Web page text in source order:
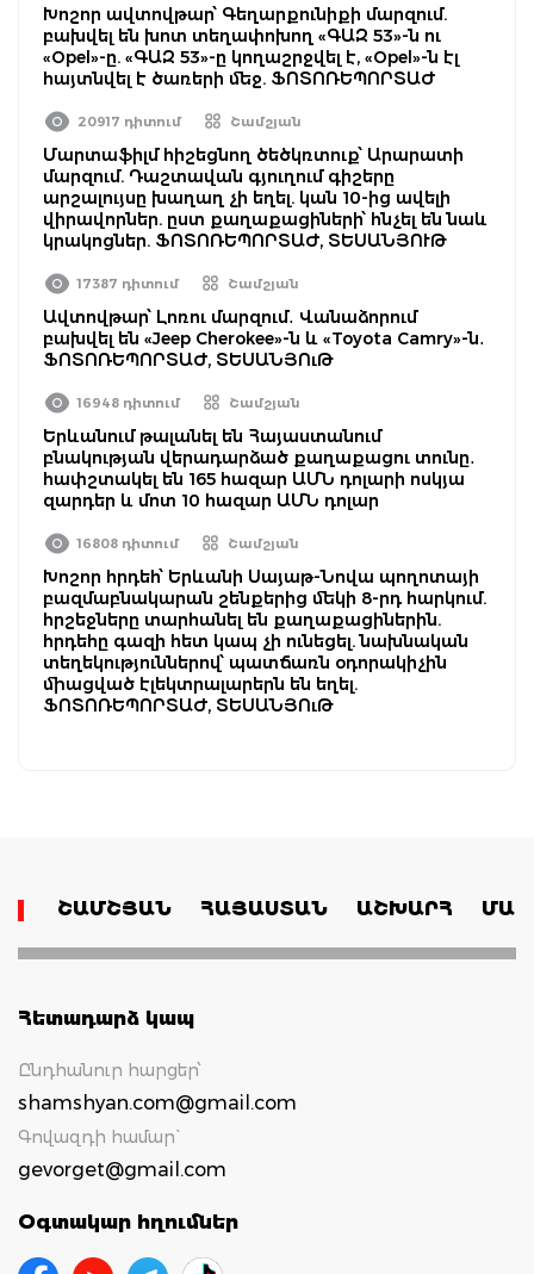
Խոշոր ավտովթար՝ Գեղարքունիքի մարզում.
բախվել են խոտ տեղափոխող «ԳԱԶ 53»-ն ու
«Opel»-ը. «ԳԱԶ 53»-ը կողաշրջվել է, «Opel»-ն էլ
հայտնվել է ծառերի մեջ. ՖՈՏՈՌԵՊՈՐՏԱԺ
20917 դիտում Շամշյան
Մարտաֆիլմ հիշեցնող ծեծկռտուք՝ Արարատի
մարզում. Դաշտավան գյուղում գիշերը
արշալույսը խաղաղ չի եղել. կան 10-ից ավելի
վիրավորներ. ըստ քաղաքացիների՝ հնչել են նաև
կրակոցներ. ՖՈՏՈՌԵՊՈՐՏԱԺ, ՏԵՍԱՆՅՈՒԹ
17387 դիտում Շամշյան
Ավտովթար՝ Լոռու մարզում․ Վանաձորում
բախվել են «Jeep Cherokee»-ն և «Toyota Camry»-ն․
ՖՈՏՈՌԵՊՈՐՏԱԺ, ՏԵՍԱՆՅՈւԹ
16948 դիտում Շամշյան
Երևանում թալանել են Հայաստանում
բնակության վերադարձած քաղաքացու տունը․
հափշտակել են 165 հազար ԱՄՆ դոլարի ոսկյա
զարդեր և մոտ 10 հազար ԱՄՆ դոլար
16808 դիտում Շամշյան
Խոշոր հրդեհ՝ Երևանի Սայաթ-Նովա պողոտայի
բազմաբնակարան շենքերից մեկի 8-րդ հարկում.
հրշեջները տարհանել են քաղաքացիներին.
հրդեհը գազի հետ կապ չի ունեցել. նախնական
տեղեկություններով՝ պատճառն օդորակիչին
միացված էլեկտրալարերն են եղել.
ՖՈՏՈՌԵՊՈՐՏԱԺ, ՏԵՍԱՆՅՈւԹ
ՇԱՄՇՅԱՆ ՀԱՅԱՍՏԱՆ ԱՇԽԱՐՀ
Հետադարձ կապ
Ընդհանուր հարցեր՝
shamshyan.com@gmail.com
Գովազդի համար`
gevorget@gmail.com
Օգտակար հղումներ